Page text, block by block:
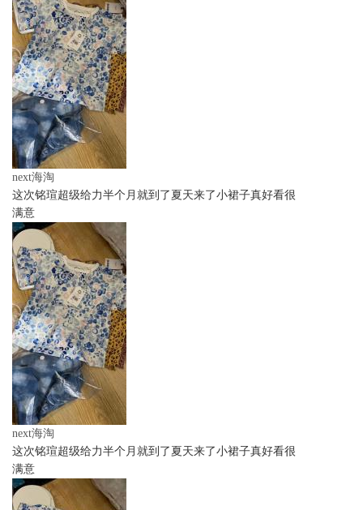
next海淘
这次铭瑄超级给力半个月就到了夏天来了小裙子真好看很
满意
next海淘
这次铭瑄超级给力半个月就到了夏天来了小裙子真好看很
满意